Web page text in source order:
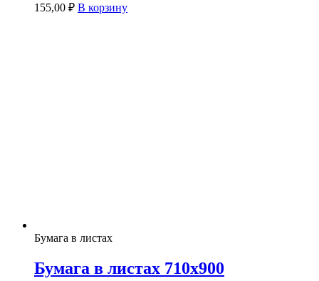
155,00 ₽ В корзину
Бумага в листах
Бумага в листах 710х900